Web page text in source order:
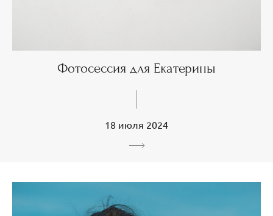
Фотосессия для Екатерины
18 июля 2024